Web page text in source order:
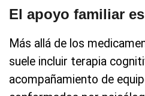
El apoyo familiar
Más allá de los
suele incluir terapia
acompañamiento de